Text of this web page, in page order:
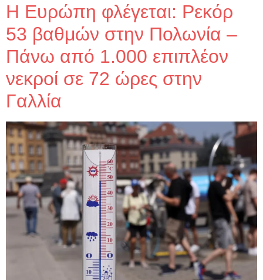
Η Ευρώπη φλέγεται: Ρεκόρ
53 βαθμών στην Πολωνία –
Πάνω από 1.000 επιπλέον
νεκροί σε 72 ώρες στην
Γαλλία